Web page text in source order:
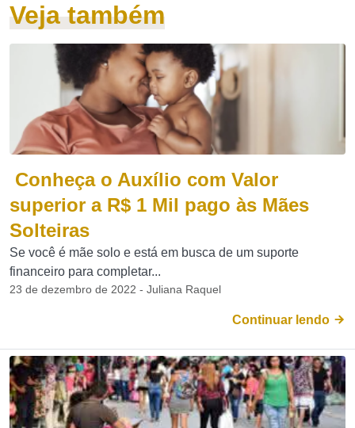
Veja também
Conheça o Auxílio com Valor
superior a R$ 1 Mil pago às Mães
Solteiras
Se você é mãe solo e está em busca de um suporte
financeiro para completar...
23 de dezembro de 2022 - Juliana Raquel
Continuar lendo